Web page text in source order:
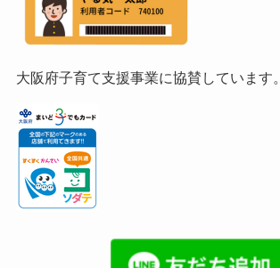
大阪府子育て支援事業に協賛しています。